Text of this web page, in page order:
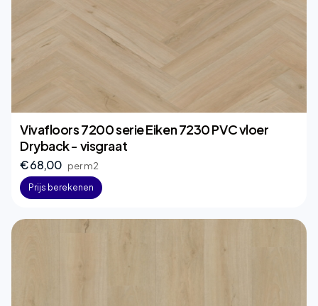
Vivafloors 7200 serie Eiken 7230 PVC vloer
Dryback - visgraat
€ 68,00 per m2
Prijs berekenen